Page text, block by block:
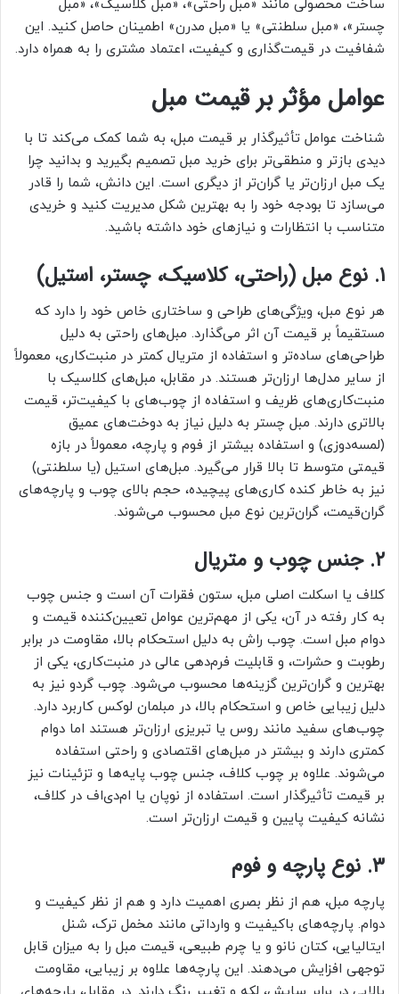
ساخت محصولی مانند «مبل راحتی»، «مبل کلاسیک»، «مبل
چستر»، «مبل سلطنتی» یا «مبل مدرن» اطمینان حاصل کنید. این
شفافیت در قیمت‌گذاری و کیفیت، اعتماد مشتری را به همراه دارد.
عوامل مؤثر بر قیمت مبل
شناخت عوامل تأثیرگذار بر قیمت مبل، به شما کمک می‌کند تا با
دیدی بازتر و منطقی‌تر برای خرید مبل تصمیم بگیرید و بدانید چرا
یک مبل ارزان‌تر یا گران‌تر از دیگری است. این دانش، شما را قادر
می‌سازد تا بودجه خود را به بهترین شکل مدیریت کنید و خریدی
متناسب با انتظارات و نیازهای خود داشته باشید.
۱. نوع مبل (راحتی، کلاسیک، چستر، استیل)
هر نوع مبل، ویژگی‌های طراحی و ساختاری خاص خود را دارد که
مستقیماً بر قیمت آن اثر می‌گذارد. مبل‌های راحتی به دلیل
طراحی‌های ساده‌تر و استفاده از متریال کمتر در منبت‌کاری، معمولاً
از سایر مدل‌ها ارزان‌تر هستند. در مقابل، مبل‌های کلاسیک با
منبت‌کاری‌های ظریف و استفاده از چوب‌های با کیفیت‌تر، قیمت
بالاتری دارند. مبل چستر به دلیل نیاز به دوخت‌های عمیق
(لمسه‌دوزی) و استفاده بیشتر از فوم و پارچه، معمولاً در بازه
قیمتی متوسط تا بالا قرار می‌گیرد. مبل‌های استیل (یا سلطنتی)
نیز به خاطر کنده کاری‌های پیچیده، حجم بالای چوب و پارچه‌های
گران‌قیمت، گران‌ترین نوع مبل محسوب می‌شوند.
۲. جنس چوب و متریال
کلاف یا اسکلت اصلی مبل، ستون فقرات آن است و جنس چوب
به کار رفته در آن، یکی از مهم‌ترین عوامل تعیین‌کننده قیمت و
دوام مبل است. چوب راش به دلیل استحکام بالا، مقاومت در برابر
رطوبت و حشرات، و قابلیت فرم‌دهی عالی در منبت‌کاری، یکی از
بهترین و گران‌ترین گزینه‌ها محسوب می‌شود. چوب گردو نیز به
دلیل زیبایی خاص و استحکام بالا، در مبلمان لوکس کاربرد دارد.
چوب‌های سفید مانند روس یا تبریزی ارزان‌تر هستند اما دوام
کمتری دارند و بیشتر در مبل‌های اقتصادی و راحتی استفاده
می‌شوند. علاوه بر چوب کلاف، جنس چوب پایه‌ها و تزئینات نیز
بر قیمت تأثیرگذار است. استفاده از نوپان یا ام‌دی‌اف در کلاف،
نشانه کیفیت پایین و قیمت ارزان‌تر است.
۳. نوع پارچه و فوم
پارچه مبل، هم از نظر بصری اهمیت دارد و هم از نظر کیفیت و
دوام. پارچه‌های باکیفیت و وارداتی مانند مخمل ترک، شنل
ایتالیایی، کتان نانو و یا چرم طبیعی، قیمت مبل را به میزان قابل
توجهی افزایش می‌دهند. این پارچه‌ها علاوه بر زیبایی، مقاومت